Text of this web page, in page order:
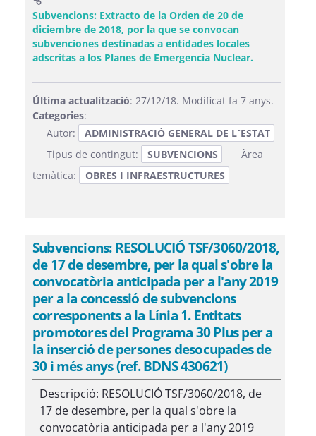
Subvencions: Extracto de la Orden de 20 de
diciembre de 2018, por la que se convocan
subvenciones destinadas a entidades locales
adscritas a los Planes de Emergencia Nuclear.(Obre una
Última actualització: 27/12/18. Modificat fa 7 anys.
Categories:
Autor:
ADMINISTRACIÓ GENERAL DE L´ESTAT
Tipus de contingut:
SUBVENCIONS
Àrea
temàtica:
OBRES I INFRAESTRUCTURES
Subvencions: RESOLUCIÓ TSF/3060/2018,
de 17 de desembre, per la qual s'obre la
convocatòria anticipada per a l'any 2019
per a la concessió de subvencions
corresponents a la Línia 1. Entitats
promotores del Programa 30 Plus per a
la inserció de persones desocupades de
30 i més anys (ref. BDNS 430621)
Descripció: RESOLUCIÓ TSF/3060/2018, de
17 de desembre, per la qual s'obre la
convocatòria anticipada per a l'any 2019